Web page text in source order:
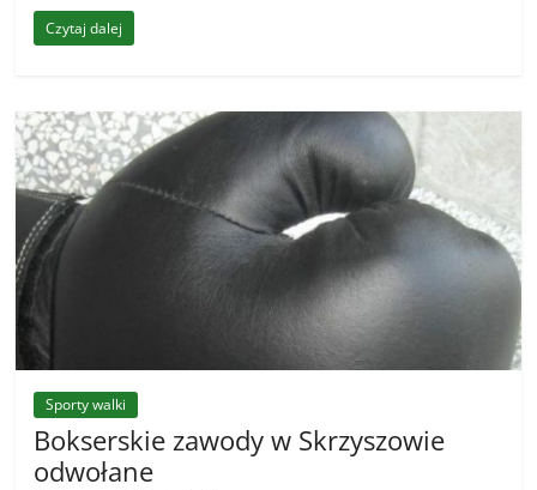
Czytaj dalej
Sporty walki
Bokserskie zawody w Skrzyszowie
odwołane